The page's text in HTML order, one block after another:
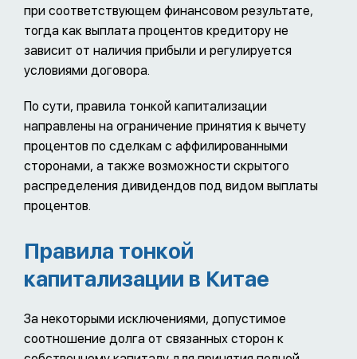
при соответствующем финансовом результате,
тогда как выплата процентов кредитору не
зависит от наличия прибыли и регулируется
условиями договора.
По сути, правила тонкой капитализации
направлены на ограничение принятия к вычету
процентов по сделкам с аффилированными
сторонами, а также возможности скрытого
распределения дивидендов под видом выплаты
процентов.
Правила тонкой
капитализации в Китае
За некоторыми исключениями, допустимое
соотношение долга от связанных сторон к